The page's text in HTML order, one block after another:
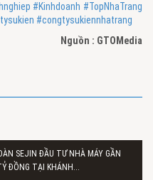
#Kinhdoanh #TopNhaTrang
#congtysukiennhatrang
Nguồn : GTOMedia
SEJIN ĐẦU TƯ NHÀ MÁY GẦN
ĐỒNG TẠI KHÁNH...